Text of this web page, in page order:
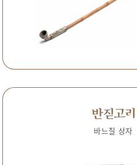
반짇고리
바느질 상자